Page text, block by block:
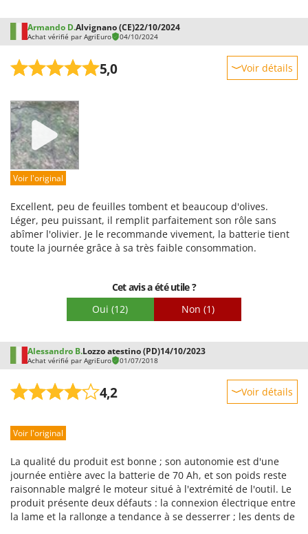
été impeccable et l'emballage du produit était de première
qualité.
Armando D.Alvignano (CE)22/10/2024
Achat vérifié par AgriEuro 04/10/2024
5,0 Voir détails
Prestations
Facilité d'utilisation
Qualité / Prix
Facilité de montage
Voir l'original
Excellent, peu de feuilles tombent et beaucoup d'olives.
Léger, peu puissant, il remplit parfaitement son rôle sans
abîmer l'olivier. Je le recommande vivement, la batterie tient
toute la journée grâce à sa très faible consommation.
Cet avis a été utile ?
Oui (12) Non (1)
Alessandro B.Lozzo atestino (PD)14/10/2023
Achat vérifié par AgriEuro 01/07/2018
4,2 Voir détails
Prestations
Qualité / Prix
Facilité de montage
Emballage
Voir l'original
La qualité du produit est bonne ; son autonomie est d'une
journée entière avec la batterie de 70 Ah, et son poids reste
raisonnable malgré le moteur situé à l'extrémité de l'outil. Le
produit présente deux défauts : la connexion électrique entre
la lame et la rallonge a tendance à se desserrer ; les dents de